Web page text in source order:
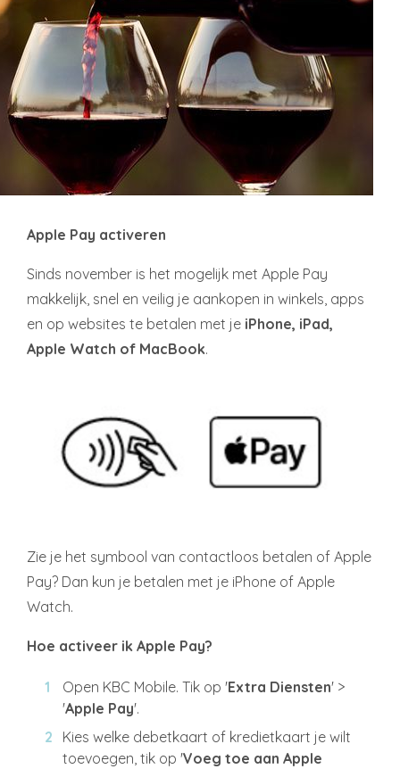
Apple Pay activeren
Sinds november is het mogelijk met Apple Pay
makkelijk, snel en veilig je aankopen in winkels, apps
en op websites te betalen met je iPhone, iPad,
Apple Watch of MacBook.
Zie je het symbool van contactloos betalen of Apple
Pay? Dan kun je betalen met je iPhone of Apple
Watch.
Hoe activeer ik Apple Pay?
Open KBC Mobile. Tik op 'Extra Diensten' >
'Apple Pay'.
Kies welke debetkaart of kredietkaart je wilt
toevoegen, tik op 'Voeg toe aan Apple